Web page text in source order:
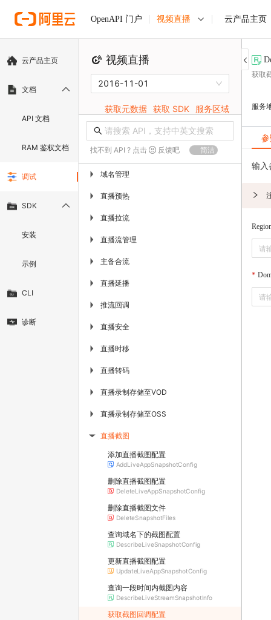
OpenAPI 门户 视频直播 云产品主页
云产品主页
文档
API 文档
RAM 鉴权文档
调试
SDK
安装
示例
CLI
诊断
视频直播
2016-11-01
获取元数据 获取 SDK 服务区域
找不到 API ? 点击 反馈吧 简洁
▶ 域名管理
▶ 直播预热
▶ 直播拉流
▶ 直播流管理
▶ 主备合流
▶ 直播延播
▶ 推流回调
▶ 直播安全
▶ 直播时移
▶ 直播转码
▶ 直播录制存储至VOD
▶ 直播录制存储至OSS
▶ 直播截图
添加直播截图配置
AddLiveAppSnapshotConfig
删除直播截图配置
DeleteLiveAppSnapshotConfig
删除直播截图文件
DeleteSnapshotFiles
查询域名下的截图配置
DescribeLiveSnapshotConfig
更新直播截图配置
UpdateLiveAppSnapshotConfig
查询一段时间内截图内容
DescribeLiveStreamSnapshotInfo
获取截图回调配置
获取
服务
输入